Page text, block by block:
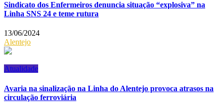
Sindicato dos Enfermeiros denuncia situação “explosiva” na
Linha SNS 24 e teme rutura
13/06/2024
Alentejo
Atualidade
Avaria na sinalização na Linha do Alentejo provoca atrasos na
circulação ferroviária